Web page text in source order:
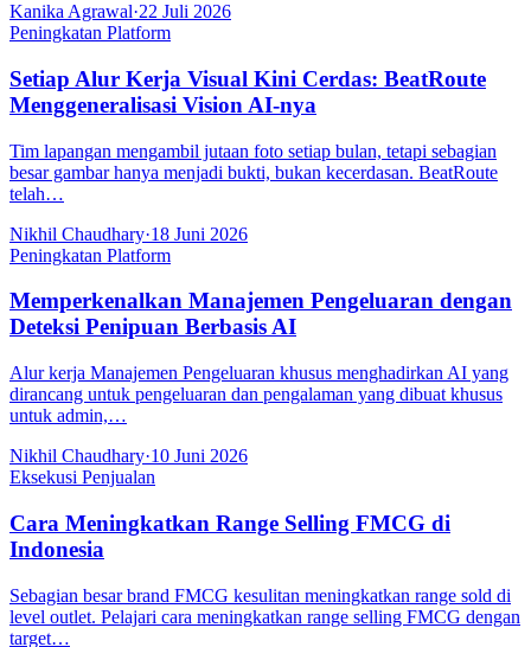
Kanika Agrawal·22 Juli 2026
Peningkatan Platform
Setiap Alur Kerja Visual Kini Cerdas: BeatRoute
Menggeneralisasi Vision AI-nya
Tim lapangan mengambil jutaan foto setiap bulan, tetapi sebagian
besar gambar hanya menjadi bukti, bukan kecerdasan. BeatRoute
telah…
Nikhil Chaudhary·18 Juni 2026
Peningkatan Platform
Memperkenalkan Manajemen Pengeluaran dengan
Deteksi Penipuan Berbasis AI
Alur kerja Manajemen Pengeluaran khusus menghadirkan AI yang
dirancang untuk pengeluaran dan pengalaman yang dibuat khusus
untuk admin,…
Nikhil Chaudhary·10 Juni 2026
Eksekusi Penjualan
Cara Meningkatkan Range Selling FMCG di
Indonesia
Sebagian besar brand FMCG kesulitan meningkatkan range sold di
level outlet. Pelajari cara meningkatkan range selling FMCG dengan
target…